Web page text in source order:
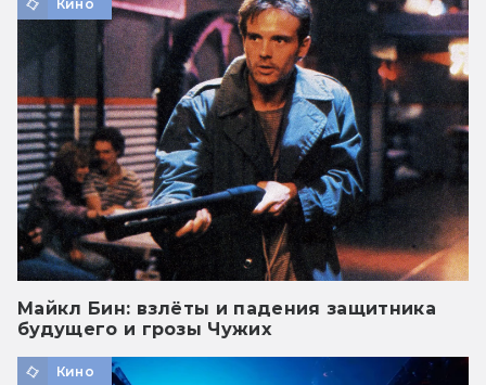
Кино
Майкл Бин: взлёты и падения защитника
будущего и грозы Чужих
Кино